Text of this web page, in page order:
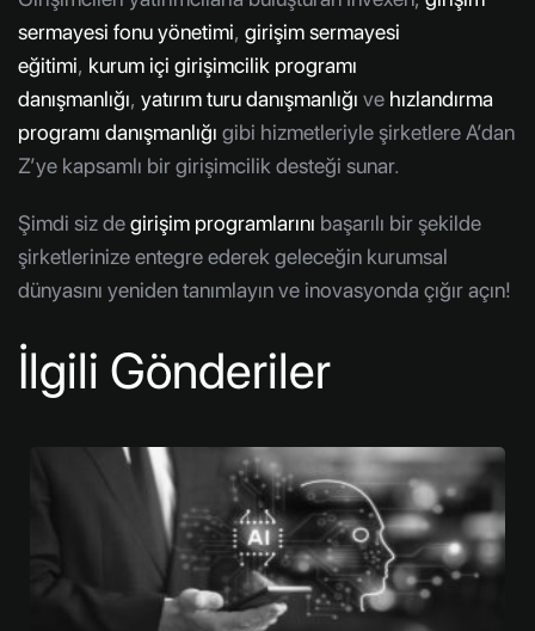
sermayesi fonu yönetimi, girişim sermayesi
eğitimi, kurum içi girişimcilik programı
danışmanlığı, yatırım turu danışmanlığı ve hızlandırma
programı danışmanlığı gibi hizmetleriyle şirketlere A’dan
Z’ye kapsamlı bir girişimcilik desteği sunar.
Şimdi siz degirişim programlarını başarılı bir şekilde
şirketlerinize entegre ederek geleceğin kurumsal
dünyasını yeniden tanımlayın ve inovasyonda çığır açın!
İlgili Gönderiler